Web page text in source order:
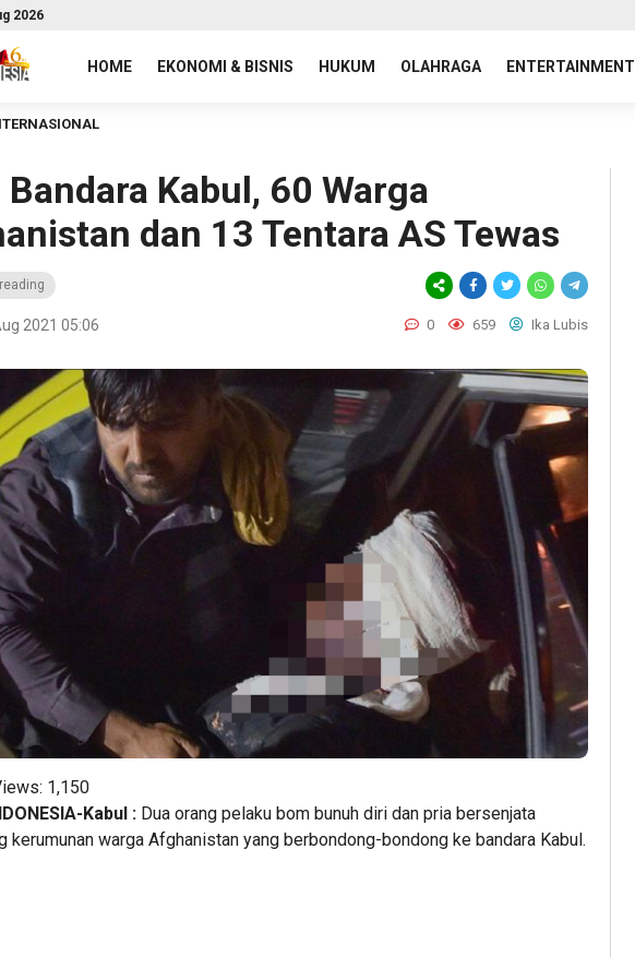
2026
HOME EKONOMI & BISNIS HUKUM OLAHRAGA ENTERTAINMENT
Bandara Kabul, 60 Warga
dan 13 Tentara AS Tewas
2021 05:06 0 659 Ika Lubis
1,150
Kabul : Dua orang pelaku bom bunuh diri dan pria bersenjata
kerumunan warga Afghanistan yang berbondong-bondong ke bandara Kabul.